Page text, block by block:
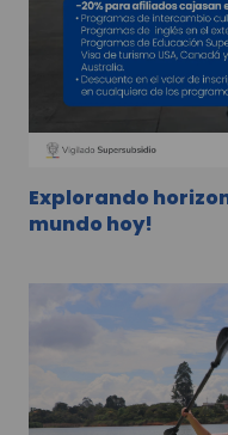
Explorando
mundo hoy!